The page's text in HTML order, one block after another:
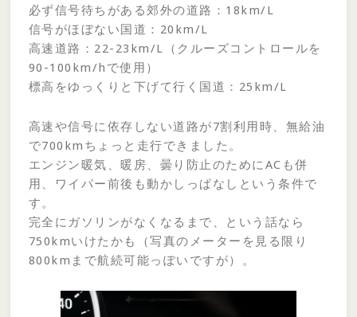
必ず信号待ちがある郊外の道路：18km/L
信号がほぼない国道：20km/L
高速道路：22-23km/L（クルーズコントロールを
90-100km/hで使用）
標高をゆっくりと下げて行く国道：25km/L
高速や信号に依存しない道路が7割利用時、無給油
で700kmちょっと走行できました。
エンジン暖気、暖房、曇り防止のためにACも併
用、ワイパー前後も動かしっぱなしという条件で
す。
完全にガソリンがなくなるまで、という話なら
750kmいけたかも（写真のメーターを見る限り
800kmまで航続可能っぽいですが）。